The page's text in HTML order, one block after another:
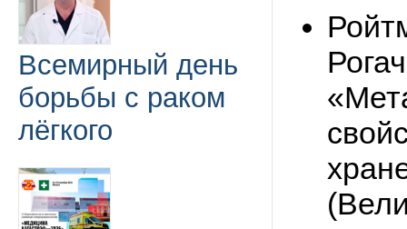
Всемирный день
борьбы с раком
лёгкого